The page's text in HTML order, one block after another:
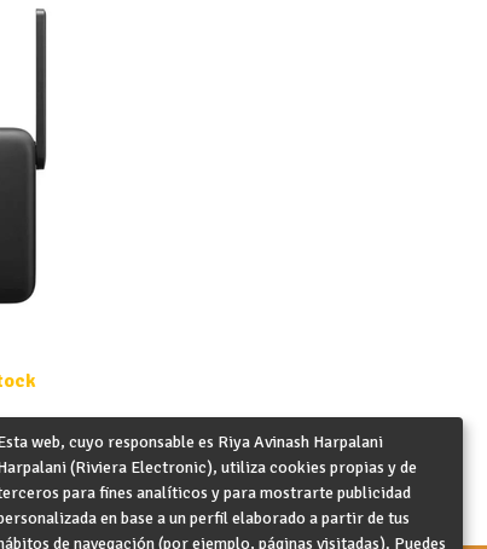
REPE
AC1200
web, cuyo responsable es Riya Avinash Harpalani
(Riviera Electronic), utiliza cookies propias y de
para fines analíticos y para mostrarte publicidad
en base a un perfil elaborado a partir de tus
de navegación (por ejemplo, páginas visitadas). Puedes